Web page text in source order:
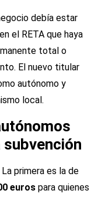
debía estar
el RETA que haya
total o
El nuevo titular
autónomo y
local.
primera es la de
euros para quienes